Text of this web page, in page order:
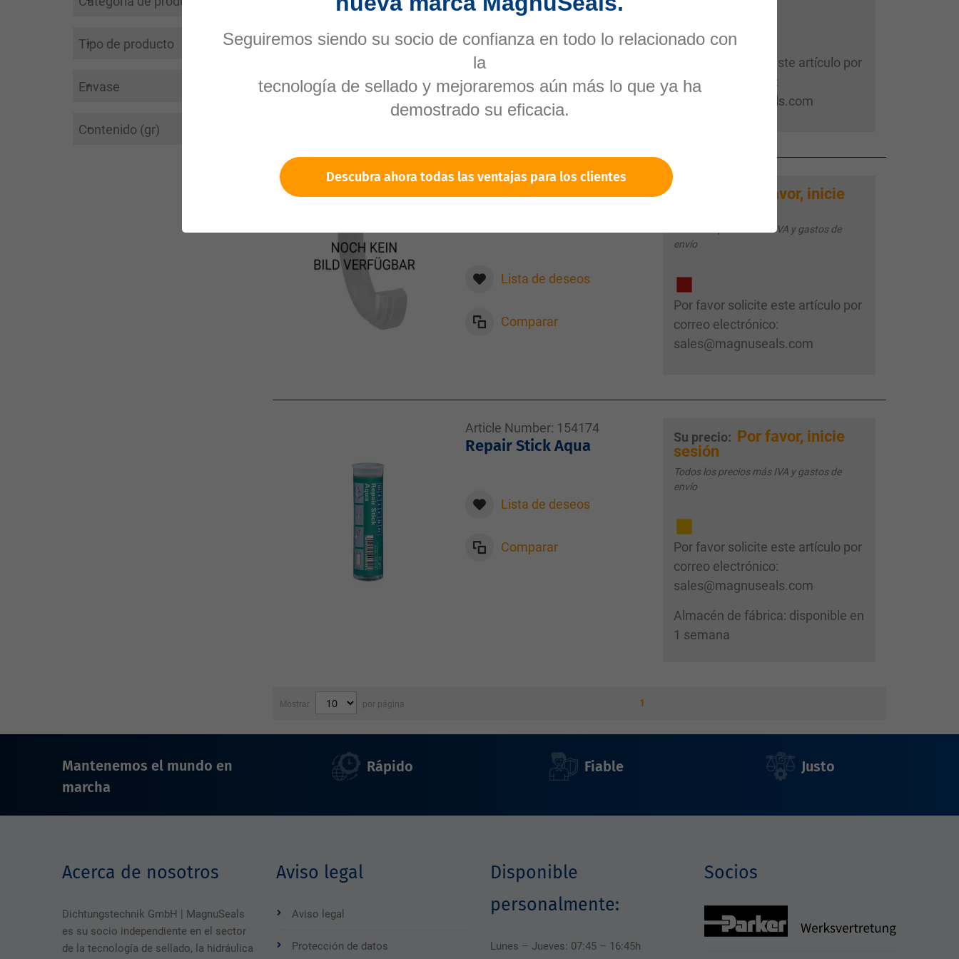
Tipo de producto
Envase
Contenido (gr)
Lista de deseos
Comparar
Por favor solicite este artículo por
correo electrónico:
sales@magnuseals.com
Article Number: 93743
BA 1027 V8545-75 FFKM
Lista de deseos
Comparar
Por favor, inicie
Todos los precios más IVA y gastos de
envío
Por favor solicite este artículo por
correo electrónico:
sales@magnuseals.com
Article Number: 154174
Repair Stick Aqua
Lista de deseos
Comparar
Su precio: Por favor, inicie
sesión
Todos los precios más IVA y gastos de
envío
Por favor solicite este artículo por
correo electrónico:
sales@magnuseals.com
Almacén de fábrica: disponible en
1 semana
Mostrar por página 1
Mantenemos el mundo en
marcha
Rápido Fiable Justo
Acerca de nosotros
Dichtungstechnik GmbH | MagnuSeals
es su socio independiente en el sector
de la tecnología de sellado, la hidráulica
Aviso legal
Aviso legal
Protección de datos
Disponible
personalmente:
Lunes – Jueves: 07:45 – 16:45h
Socios
Seguiremos siendo su socio de confianza en todo lo relacionado con
la
tecnología de sellado y mejoraremos aún más lo que ya ha
demostrado su eficacia.
Descubra ahora todas las ventajas para los clientes